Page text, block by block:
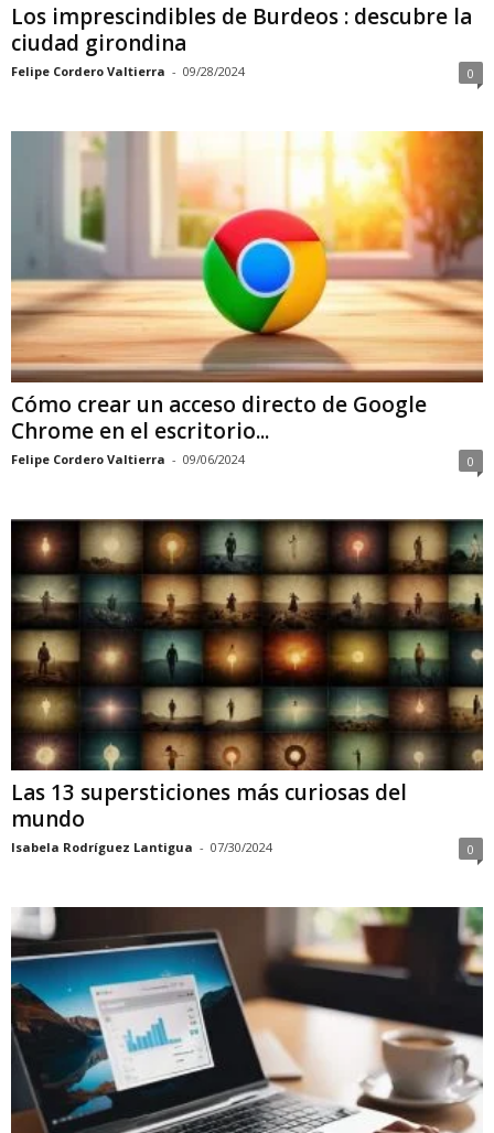
Los imprescindibles de Burdeos : descubre la
ciudad girondina
Felipe Cordero Valtierra - 09/28/2024 0
Cómo crear un acceso directo de Google
Chrome en el escritorio...
Felipe Cordero Valtierra - 09/06/2024 0
Las 13 supersticiones más curiosas del
mundo
Isabela Rodríguez Lantigua - 07/30/2024 0